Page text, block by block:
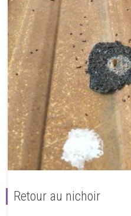
Retour au nichoir